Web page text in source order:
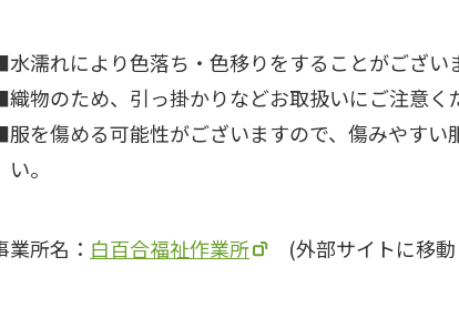
水濡れにより色落ち・色移りをすることがござい
織物のため、引っ掛かりなどお取扱いにご注意く
服を傷める可能性がございますので、傷みやす
い。
業所名： 白百合福祉作業所 (外部サイトに移